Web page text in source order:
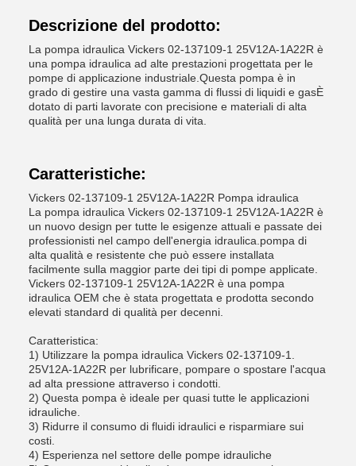
Descrizione del prodotto:
La pompa idraulica Vickers 02-137109-1 25V12A-1A22R è
una pompa idraulica ad alte prestazioni progettata per le
pompe di applicazione industriale.Questa pompa è in
grado di gestire una vasta gamma di flussi di liquidi e gasÈ
dotato di parti lavorate con precisione e materiali di alta
qualità per una lunga durata di vita.
Caratteristiche:
Vickers 02-137109-1 25V12A-1A22R Pompa idraulica
La pompa idraulica Vickers 02-137109-1 25V12A-1A22R è
un nuovo design per tutte le esigenze attuali e passate dei
professionisti nel campo dell'energia idraulica.pompa di
alta qualità e resistente che può essere installata
facilmente sulla maggior parte dei tipi di pompe applicate.
Vickers 02-137109-1 25V12A-1A22R è una pompa
idraulica OEM che è stata progettata e prodotta secondo
elevati standard di qualità per decenni.
Caratteristica:
1) Utilizzare la pompa idraulica Vickers 02-137109-1.
25V12A-1A22R per lubrificare, pompare o spostare l'acqua
ad alta pressione attraverso i condotti.
2) Questa pompa è ideale per quasi tutte le applicazioni
idrauliche.
3) Ridurre il consumo di fluidi idraulici e risparmiare sui
costi.
4) Esperienza nel settore delle pompe idrauliche